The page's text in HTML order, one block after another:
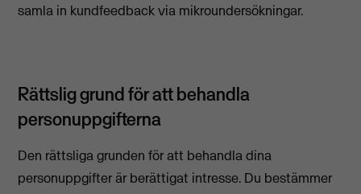
samla in kundfeedback via mikroundersökningar.
Rättslig grund för att behandla
personuppgifterna
Den rättsliga grunden för att behandla dina
personuppgifter är berättigat intresse. Du bestämmer